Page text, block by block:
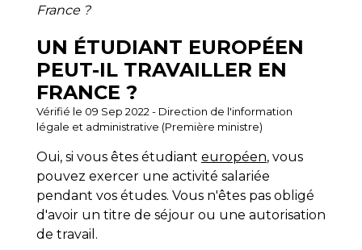
France ?
UN ÉTUDIANT EUROPÉEN
PEUT-IL TRAVAILLER EN
FRANCE ?
Vérifié le 09 Sep 2022 - Direction de l'information
légale et administrative (Première ministre)
Oui, si vous êtes étudiant européen, vous
pouvez exercer une activité salariée
pendant vos études. Vous n'êtes pas obligé
d'avoir un titre de séjour ou une autorisation
de travail.